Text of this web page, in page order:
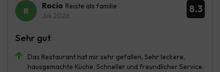
8.3
Rocio Reiste als familie
Juli 2026
Das Restaurant hat mir sehr gefallen. Sehr leckere,
hausgemachte Küche. Schneller und freundlicher Service.
Sehr gut